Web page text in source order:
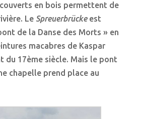
en bois permettent de
Le Spreuerbrückeest
de la Danse des Morts » en
macabres de Kaspar
du 17ème siècle. Mais le pont
chapelle prend place au